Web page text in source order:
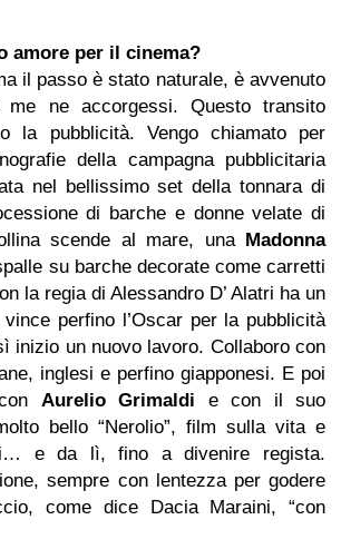
amore per il cinema?
il passo è stato naturale, è avvenuto
ne accorgessi. Questo transito
la pubblicità. Vengo chiamato per
della campagna pubblicitaria
nel bellissimo set della tonnara di
di barche e donne velate di
scende al mare, una Madonna
su barche decorate come carretti
la regia di Alessandro D’ Alatri ha un
perfino l’Oscar per la pubblicità
inizio un nuovo lavoro. Collaboro con
inglesi e perfino giapponesi. E poi
Aurelio Grimaldi e con il suo
bello “Nerolio”, film sulla vita e
e da lì, fino a divenire regista.
sempre con lentezza per godere
come dice Dacia Maraini, “con